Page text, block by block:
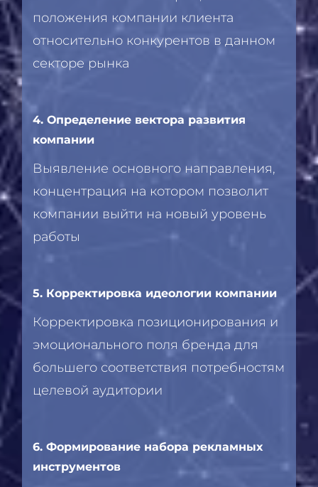
положения компании клиента
относительно конкурентов в данном
секторе рынка
4. Определение вектора развития
компании
Выявление основного направления,
концентрация на котором позволит
компании выйти на новый уровень
работы
5. Корректировка идеологии компании
Корректировка позиционирования и
эмоционального поля бренда для
большего соответствия потребностям
целевой аудитории
6. Формирование набора рекламных
инструментов